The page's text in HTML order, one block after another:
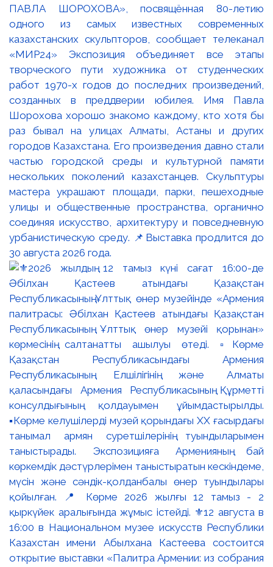
ПАВЛА ШОРОХОВА», посвящённая 80-летию
одного из самых известных современных
казахстанских скульпторов, сообщает телеканал
«МИР24» Экспозиция объединяет все этапы
творческого пути художника от студенческих
работ 1970-х годов до последних произведений,
созданных в преддверии юбилея. Имя Павла
Шорохова хорошо знакомо каждому, кто хотя бы
раз бывал на улицах Алматы, Астаны и других
городов Казахстана. Его произведения давно стали
частью городской среды и культурной памяти
нескольких поколений казахстанцев. Скульптуры
мастера украшают площади, парки, пешеходные
улицы и общественные пространства, органично
соединяя искусство, архитектуру и повседневную
урбанистическую среду. 📌Выставка продлится до
30 августа 2026 года.